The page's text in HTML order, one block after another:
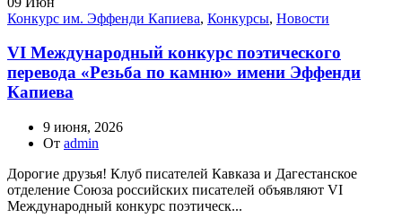
Конкурс им. Эффенди Капиева, Конкурсы, Новости
VI Международный конкурс поэтического
перевода «Резьба по камню» имени Эффенди
Капиева
9 июня, 2026
От admin
Дорогие друзья! Клуб писателей Кавказа и Дагестанское
отделение Союза российских писателей объявляют VI
Международный конкурс поэтическ...